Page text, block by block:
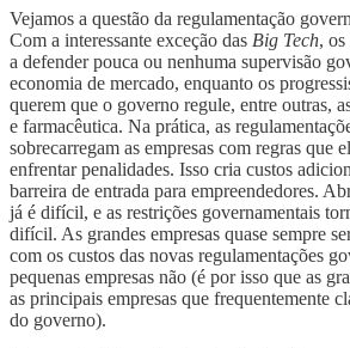
Vejamos a questão da regulamentação
Com a interessante exceção das Big Tech,
a defender pouca ou nenhuma supervisão
economia de mercado, enquanto os
querem que o governo regule, entre outras,
e farmacêutica. Na prática, as
sobrecarregam as empresas com regras que
enfrentar penalidades. Isso cria custos
barreira de entrada para empreendedores.
já é difícil, e as restrições governamentais
difícil. As grandes empresas quase sempre
com os custos das novas regulamentações
pequenas empresas não (é por isso que as
as principais empresas que frequentemente
do governo).